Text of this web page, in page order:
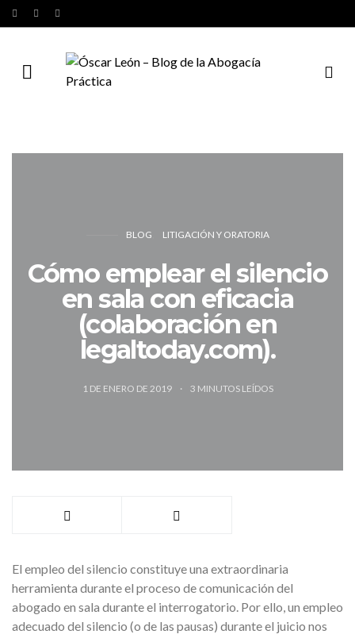
BLOG LITIGACIÓN Y ORATORIA
Cómo emplear el silencio
en sala con eficacia
(colaboración en
legaltoday.com).
1 DE ENERO DE 2019 3 MINUTOS LEÍDOS
El empleo del silencio constituye una extraordinaria
herramienta durante el proceso de comunicación del
abogado en sala durante el interrogatorio. Por ello, un empleo
adecuado del silencio (o de las pausas) durante el juicio nos